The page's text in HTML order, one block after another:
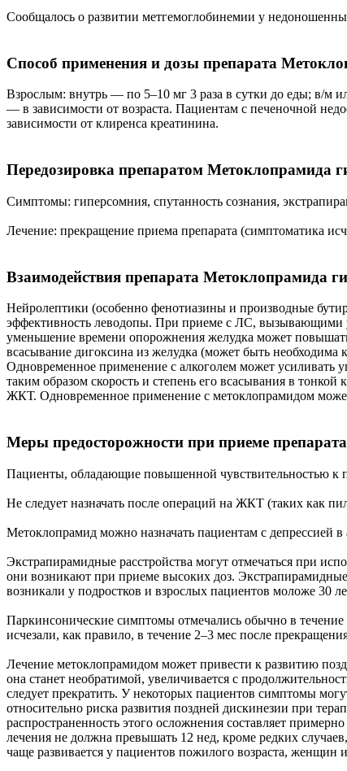
Сообщалось о развитии метгемоглобинемии у
Способ применения и дозы препарата
Взрослым: внутрь — по 5–10 мг 3 раза в сутки до еды; в/м
— в зависимости от возраста. Пациентам с печеночной
зависимости от клиренса креатинина.
Передозировка препаратом Метоклопрамида
Симптомы: гиперсомния, спутанность сознания,
Лечение: прекращение приема препарата (симптоматика
Взаимодействия препарата Метоклопрамида
Нейролептики (особенно фенотиазины и производные
эффективность леводопы. При приеме с ЛС, вызывающими
уменьшение времени опорожнения желудка может
всасывание дигоксина из желудка (может быть необходима
Одновременное применение с алкоголем может усиливать
таким образом скорость и степень его всасывания в
ЖКТ. Одновременное применение с метоклопрамидом
Меры предосторожности при приеме
Пациенты, обладающие повышенной чувствительностью к
Не следует назначать после операций на ЖКТ (таких как
Метоклопрамид можно назначать пациентам с депрессией
Экстрапирамидные расстройства могут отмечаться при
они возникают при приеме высоких доз.
возникали у подростков и взрослых пациентов моложе 30
Паркинсонические симптомы отмечались обычно в
исчезали, как правило, в течение 2–3 мес после
Лечение метоклопрамидом может привести к развитию
она станет необратимой, увеличивается с
следует прекратить. У некоторых пациентов симптомы
относительно риска развития поздней дискинезии при
распространенность этого осложнения составляет
лечения не должна превышать 12 нед, кроме редких
чаще развивается у пациентов пожилого возраста, женщин